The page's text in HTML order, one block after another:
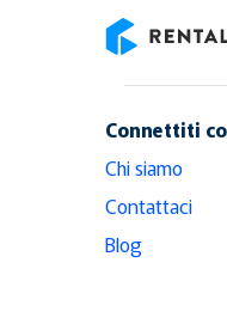
Connettiti
Chi siamo
Contattaci
Blog